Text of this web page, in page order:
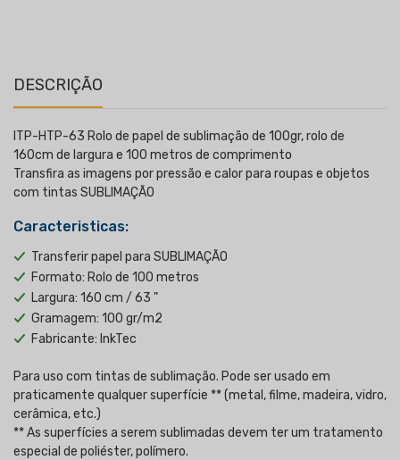
DESCRIÇÃO
ITP-HTP-63 Rolo de papel de sublimação de 100gr, rolo de
160cm de largura e 100 metros de comprimento
Transfira as imagens por pressão e calor para roupas e objetos
com tintas SUBLIMAÇÃO
Caracteristicas:
Transferir papel para SUBLIMAÇÃO
Formato: Rolo de 100 metros
Largura: 160 cm / 63 "
Gramagem: 100 gr/m2
Fabricante: InkTec
Para uso com tintas de sublimação. Pode ser usado em
praticamente qualquer superfície ** (metal, filme, madeira, vidro,
cerâmica, etc.)
** As superfícies a serem sublimadas devem ter um tratamento
especial de poliéster, polímero.